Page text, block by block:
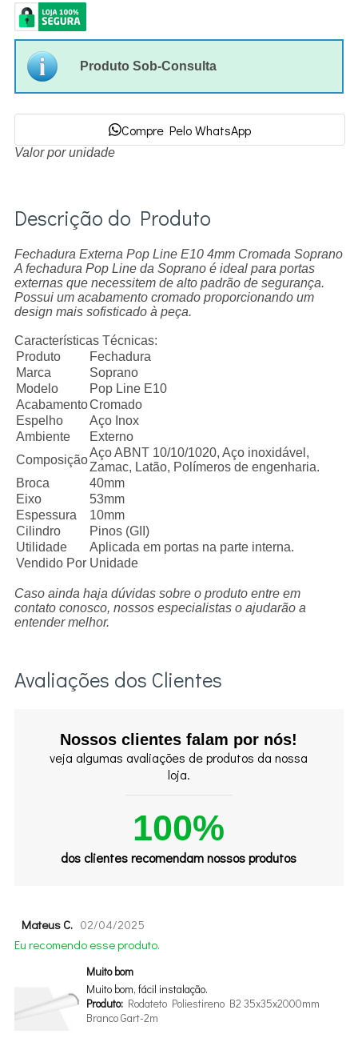
Produto Sob-Consulta
Compre Pelo WhatsApp
Valor por unidade
Descrição do Produto
Fechadura Externa Pop Line E10 4mm Cromada Soprano
A fechadura Pop Line da Soprano é ideal para portas
externas que necessitem de alto padrão de segurança.
Possui um acabamento cromado proporcionando um
design mais sofisticado à peça.
Características Técnicas:
Produto
Fechadura
Marca
Soprano
Modelo
Pop Line E10
AcabamentoCromado
Espelho
Aço Inox
Ambiente
Externo
Composição
Aço ABNT 10/10/1020, Aço inoxidável,
Zamac, Latão, Polímeros de engenharia.
Broca
40mm
Eixo
53mm
Espessura
10mm
Cilindro
Pinos (GII)
Utilidade
Aplicada em portas na parte interna.
Vendido Por Unidade
Caso ainda haja dúvidas sobre o produto entre em
contato conosco, nossos especialistas o ajudarão a
entender melhor.
Avaliações dos Clientes
Nossos clientes falam por nós!
veja algumas avaliações de produtos da nossa
loja.
100%
dos clientes recomendam nossos produtos
Mateus C. 02/04/2025
Eu recomendo esse produto.
Muito bom
Muito bom, fácil instalação.
Produto:Rodateto Poliestireno B2 35x35x2000mm
Branco Gart-2m